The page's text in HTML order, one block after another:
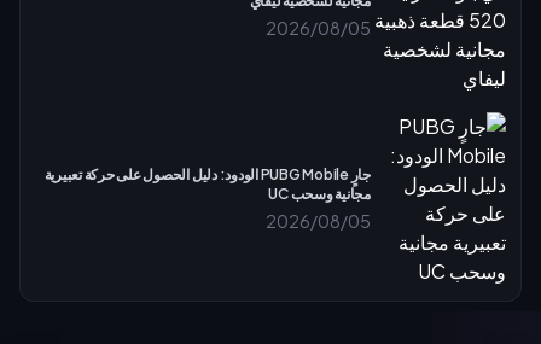
2026/08/05
جارٍ PUBG Mobile الودود: دليل الحصول على حركة تعبيرية
مجانية وسحب UC
2026/08/05